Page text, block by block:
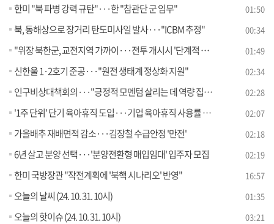
한미 "북 파병 강력 규탄"···한 "참관단 군 임무" 01:50
북, 동해상으로 장거리 탄도미사일 발사···"ICBM 추정" 00:34
"위장 북한군, 교전지역 가까이···전투 개시시 '단계적 조치'" 01:49
신한울 1·2호기 준공···"원전 생태계 정상화 지원" 02:34
인구비상대책회의···"긍정적 모멘텀 살리는 데 역량 집중" 02:28
'1주 단위' 단기 육아휴직 도입···기업 육아휴직 사용률 공개 02:07
가을배추 재배면적 감소···김장철 수급안정 '만전' 02:18
6년 살고 분양 선택···'분양전환형 매입임대' 입주자 모집 02:19
한미 국방장관 "작전계획에 '북핵 시나리오' 반영" 16:57
오늘의 날씨 (24. 10. 31. 10시) 01:35
오늘의 핫이슈 (24. 10. 31. 10시) 03:21